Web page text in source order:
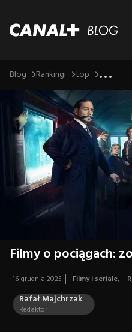
Blog Rankingi top ...
Filmy o pociągach:
16 grudnia 2025 Filmy i seriale,
Rafał Majchrzak
Redaktor